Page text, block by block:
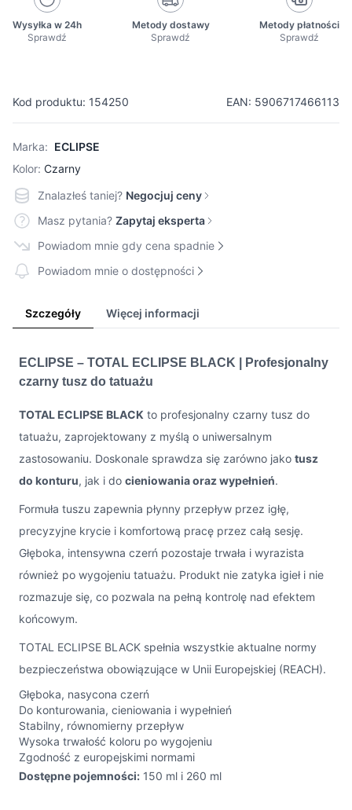
Kod produktu: 154250 EAN: 5906717466113
Marka: ECLIPSE
Kolor: Czarny
Wysyłka w 24h
Sprawdź
Metody dostawy
Sprawdź
Metody płatności
Sprawdź
Znalazłeś taniej? Negocjuj ceny
Masz pytania? Zapytaj eksperta
Powiadom mnie gdy cena spadnie
Powiadom mnie o dostępności
Szczegóły Więcej informacji
ECLIPSE – TOTAL ECLIPSE BLACK | Profesjonalny
czarny tusz do tatuażu
TOTAL ECLIPSE BLACK to profesjonalny czarny tusz do
tatuażu, zaprojektowany z myślą o uniwersalnym
zastosowaniu. Doskonale sprawdza się zarówno jako tusz
do konturu, jak i do cieniowania oraz wypełnień.
Formuła tuszu zapewnia płynny przepływ przez igłę,
precyzyjne krycie i komfortową pracę przez całą sesję.
Głęboka, intensywna czerń pozostaje trwała i wyrazista
również po wygojeniu tatuażu. Produkt nie zatyka igieł i nie
rozmazuje się, co pozwala na pełną kontrolę nad efektem
końcowym.
TOTAL ECLIPSE BLACK spełnia wszystkie aktualne normy
bezpieczeństwa obowiązujące w Unii Europejskiej (REACH).
Głęboka, nasycona czerń
Do konturowania, cieniowania i wypełnień
Stabilny, równomierny przepływ
Wysoka trwałość koloru po wygojeniu
Zgodność z europejskimi normami
Dostępne pojemności: 150 ml i 260 ml